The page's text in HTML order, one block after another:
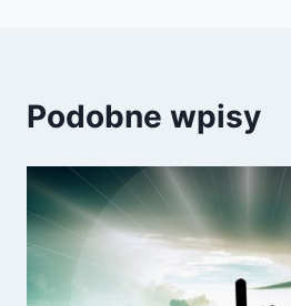
Podobne wpisy